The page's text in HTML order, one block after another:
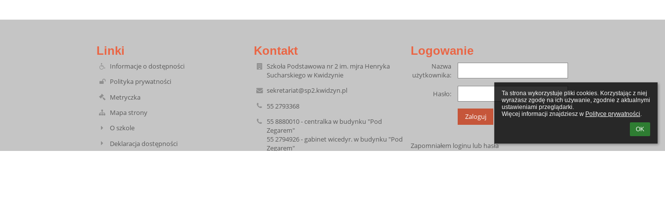
Ta strona wykorzystuje pliki cookies. Korzystając z niej
wyrażasz zgodę na ich używanie, zgodnie z aktualnymi
ustawieniami przeglądarki.
Więcej informacji znajdziesz w Polityce prywatności.
OK
Linki
Informacje o dostępności
Polityka prywatności
Metryczka
Mapa strony
O szkole
Deklaracja dostępności
Kontakt
Szkoła Podstawowa nr 2 im. mjra Henryka
Sucharskiego w Kwidzynie
sekretariat@sp2.kwidzyn.pl
55 2793368
55 8880010 - centralka w budynku "Pod
Zegarem"
55 2794926 - gabinet wicedyr. w budynku "Pod
Zegarem"
Logowanie
Nazwa
użytkownika:
Hasło:
Zapomniałem loginu lub hasła